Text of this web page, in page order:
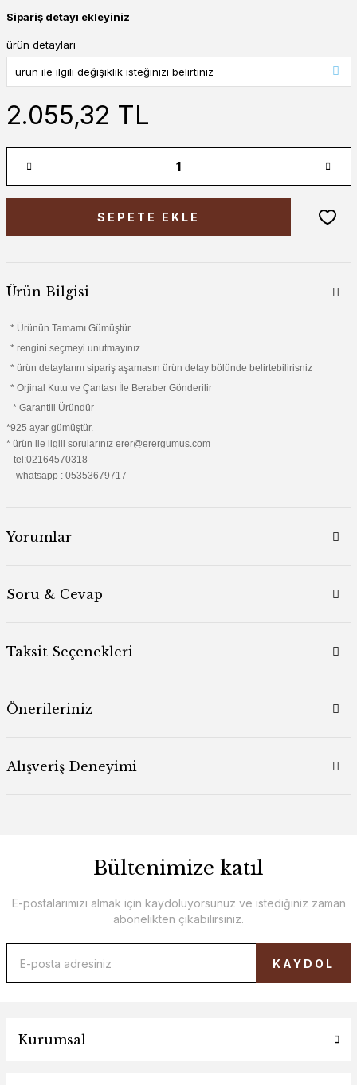
Sipariş detayı ekleyiniz
ürün detayları
2.055,32 TL
SEPETE EKLE
Ürün Bilgisi
* Ürünün Tamamı Gümüştür.
* rengini seçmeyi unutmayınız
* ürün detaylarını sipariş aşamasın ürün detay bölünde belirtebilirisniz
* Orjinal Kutu ve Çantası İle Beraber Gönderilir
* Garantili Üründür
*925 ayar gümüştür.
* ürün ile ilgili sorularınız erer@erergumus.com
tel:02164570318
whatsapp : 05353679717
Yorumlar
Soru & Cevap
Taksit Seçenekleri
Önerileriniz
Alışveriş Deneyimi
Bültenimize katıl
E-postalarımızı almak için kaydoluyorsunuz ve istediğiniz zaman
abonelikten çıkabilirsiniz.
KAYDOL
Kurumsal